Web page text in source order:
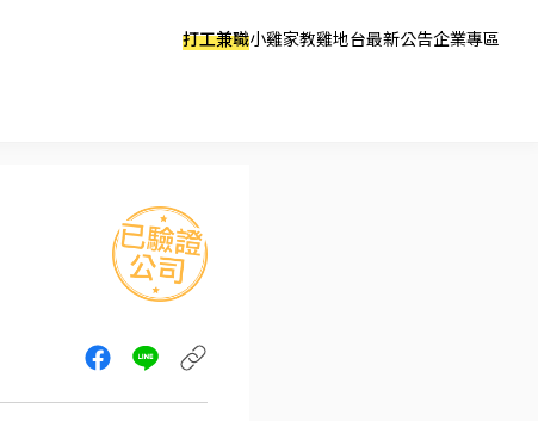
打工兼職小雞家教雞地台最新公告企業專區